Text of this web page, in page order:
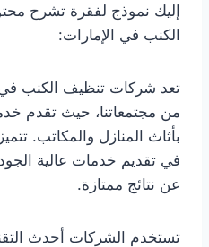
إليك نموذج لفقرة تشرح
الكنب في الإمارات:
تعد شركات تنظيف الكنب في
من مجتمعاتنا، حيث تقدم
بأثاث المنازل والمكاتب.
في تقديم خدمات عالية
عن نتائج ممتازة.
تستخدم الشركات أحدث